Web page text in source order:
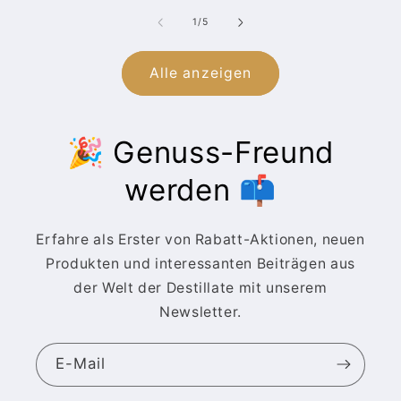
1/von
5
Alle anzeigen
🎉 Genuss-Freund
werden 📫
Erfahre als Erster von Rabatt-Aktionen, neuen
Produkten und interessanten Beiträgen aus
der Welt der Destillate mit unserem
Newsletter.
E-Mail